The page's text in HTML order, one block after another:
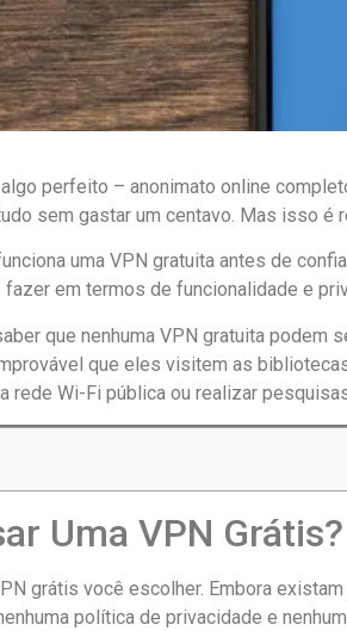
perfeito – anonimato online
sem gastar um centavo. Mas isso é
uma VPN gratuita antes de
em termos de funcionalidade e
que nenhuma VPN gratuita
que eles visitem as
rede Wi-Fi pública ou realizar
Uma VPN Grátis?
grátis você escolher. Embora
política de privacidade e